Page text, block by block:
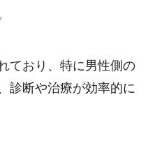
ており、特に男性側の
診断や治療が効率的に